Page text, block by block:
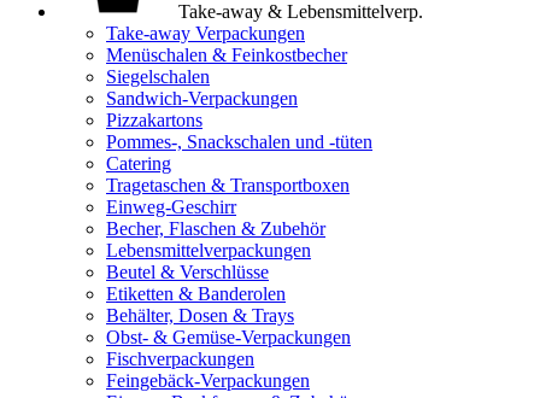
Take-away & Lebensmittelverp.
Take-away Verpackungen
Menüschalen & Feinkostbecher
Siegelschalen
Sandwich-Verpackungen
Pizzakartons
Pommes-, Snackschalen und -tüten
Catering
Tragetaschen & Transportboxen
Einweg-Geschirr
Becher, Flaschen & Zubehör
Lebensmittelverpackungen
Beutel & Verschlüsse
Etiketten & Banderolen
Behälter, Dosen & Trays
Obst- & Gemüse-Verpackungen
Fischverpackungen
Feingebäck-Verpackungen